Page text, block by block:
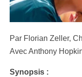
Par Florian Zeller,
Avec Anthony
Synopsis :